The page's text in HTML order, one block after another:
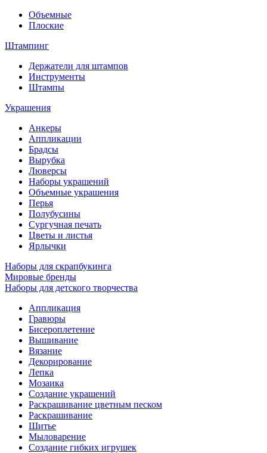
Объемные
Плоские
Штампинг
Держатели для штампов
Инструменты
Штампы
Украшения
Анкеры
Аппликации
Брадсы
Вырубка
Люверсы
Наборы украшений
Объемные украшения
Перья
Полубусины
Сургучная печать
Цветы и листья
Ярлычки
Наборы для скрапбукинга
Мировые бренды
Наборы для детского творчества
Аппликация
Гравюры
Бисероплетение
Вышивание
Вязание
Декорирование
Лепка
Мозаика
Создание украшений
Раскрашивание цветным песком
Раскрашивание
Шитье
Мыловарение
Создание гибких игрушек